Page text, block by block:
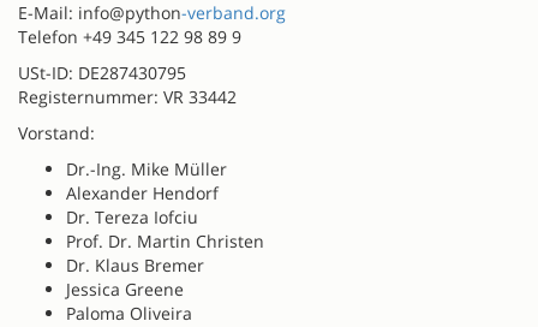
E-Mail: info@python-verband.org
Telefon +49 345 122 98 89 9
USt-ID: DE287430795
Registernummer: VR 33442
Vorstand:
Dr.-Ing. Mike Müller
Alexander Hendorf
Dr. Tereza Iofciu
Prof. Dr. Martin Christen
Dr. Klaus Bremer
Jessica Greene
Paloma Oliveira